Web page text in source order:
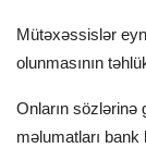
Mütəxəssislər
olunmasının
Onların sözlərinə
məlumatları